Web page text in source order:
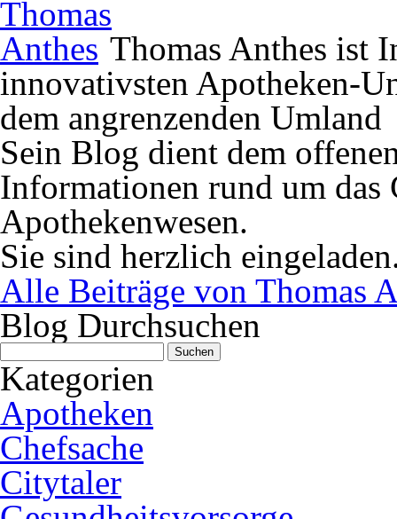
Thomas Anthes ist
innovativsten Apotheken-
dem angrenzenden Umland
Sein Blog dient dem
Informationen rund um das
Apothekenwesen.
Sie sind herzlich
Alle Beiträge von Thomas
Blog Durchsuchen
Suchen
nach:
Kategorien
Apotheken
Chefsache
Citytaler